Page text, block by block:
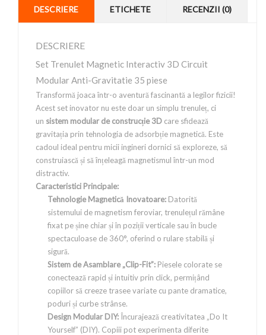
DESCRIERE ETICHETE RECENZII (0)
DESCRIERE
Set Trenulet Magnetic Interactiv 3D Circuit
Modular Anti-Gravitatie 35 piese
Transformă joaca într-o aventură fascinantă a legilor fizicii!
Acest set inovator nu este doar un simplu trenuleț, ci
un sistem modular de construcție 3D care sfidează
gravitația prin tehnologia de adsorbție magnetică. Este
cadoul ideal pentru micii ingineri dornici să exploreze, să
construiască și să înțeleagă magnetismul într-un mod
distractiv.
Caracteristici Principale:
Tehnologie Magnetică Inovatoare: Datorită
sistemului de magnetism feroviar, trenulețul rămâne
fixat pe șine chiar și în poziții verticale sau în bucle
spectaculoase de 360°, oferind o rulare stabilă și
sigură.
Sistem de Asamblare „Clip-Fit”: Piesele colorate se
conectează rapid și intuitiv prin click, permițând
copiilor să creeze trasee variate cu pante dramatice,
poduri și curbe strânse.
Design Modular DIY: Încurajează creativitatea „Do It
Yourself” (DIY). Copiii pot experimenta diferite